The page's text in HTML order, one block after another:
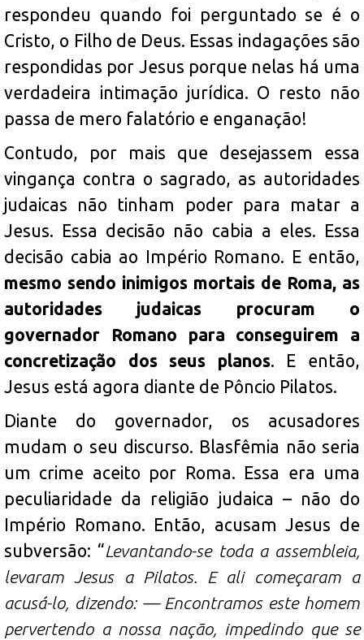
respondeu quando foi perguntado se é o
Cristo, o Filho de Deus. Essas indagações são
respondidas por Jesus porque nelas há uma
verdadeira intimação jurídica. O resto não
passa de mero falatório e enganação!
Contudo, por mais que desejassem essa
vingança contra o sagrado, as autoridades
judaicas não tinham poder para matar a
Jesus. Essa decisão não cabia a eles. Essa
decisão cabia ao Império Romano. E então,
mesmo sendo inimigos mortais de Roma, as
autoridades judaicas procuram o
governador Romano para conseguirem a
concretização dos seus planos. E então,
Jesus está agora diante de Pôncio Pilatos.
Diante do governador, os acusadores
mudam o seu discurso. Blasfêmia não seria
um crime aceito por Roma. Essa era uma
peculiaridade da religião judaica – não do
Império Romano. Então, acusam Jesus de
subversão: “Levantando-se toda a assembleia,
levaram Jesus a Pilatos. E ali começaram a
acusá-lo, dizendo: — Encontramos este homem
pervertendo a nossa nação, impedindo que se